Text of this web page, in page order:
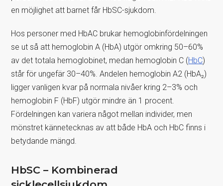
en möjlighet att barnet får HbSC-sjukdom.
Hos personer med HbAC brukar hemoglobinfördelningen
se ut så att hemoglobin A (HbA) utgör omkring 50–60%
av det totala hemoglobinet, medan hemoglobin C (HbC)
står för ungefär 30–40%. Andelen hemoglobin A2 (HbA₂)
ligger vanligen kvar på normala nivåer kring 2–3% och
hemoglobin F (HbF) utgör mindre än 1 procent.
Fördelningen kan variera något mellan individer, men
mönstret kännetecknas av att både HbA och HbC finns i
betydande mängd.
HbSC – Kombinerad